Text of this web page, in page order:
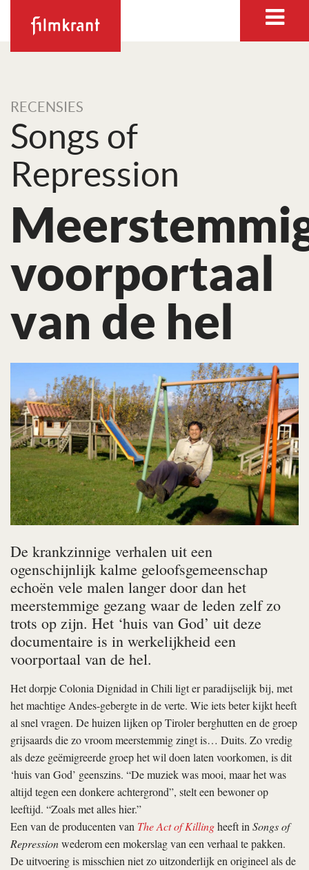
RECENSIES
Songs of
Repression
voorportaal
van de hel
De krankzinnige verhalen uit een
ogenschijnlijk kalme geloofsgemeenschap
echoën vele malen langer door dan het
meerstemmige gezang waar de leden zelf zo
trots op zijn. Het ‘huis van God’ uit deze
documentaire is in werkelijkheid een
voorportaal van de hel.
Het dorpje Colonia Dignidad in Chili ligt er paradijselijk bij, met
het machtige Andes-gebergte in de verte. Wie iets beter kijkt heeft
al snel vragen. De huizen lijken op Tiroler berghutten en de groep
grijsaards die zo vroom meerstemmig zingt is… Duits. Zo vredig
als deze geëmigreerde groep het wil doen laten voorkomen, is dit
‘huis van God’ geenszins. “De muziek was mooi, maar het was
altijd tegen een donkere achtergrond”, stelt een bewoner op
leeftijd. “Zoals met alles hier.”
Een van de producenten van The Act of Killingheeft inSongs of
Repressionwederom een mokerslag van een verhaal te pakken.
De uitvoering is misschien niet zo uitzonderlijk en origineel als de